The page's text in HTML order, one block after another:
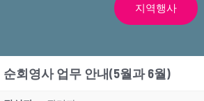
지역행사
순회영사 업무 안내(5월과 6월)